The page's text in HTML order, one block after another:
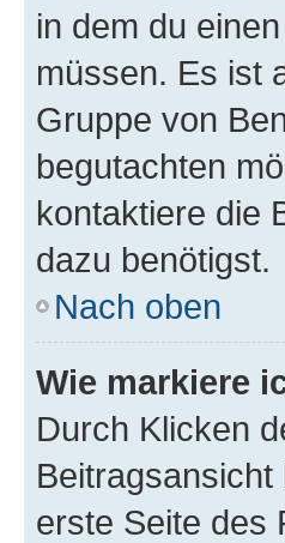
in dem du
müssen. Es ist
Gruppe von
begutachten
kontaktiere die
dazu benötigst.
Nach oben
Wie markiere
Durch Klicken
erste Seite des